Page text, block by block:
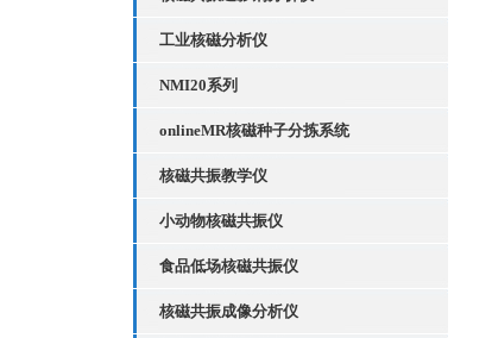
工业核磁分析仪
NMI20系列
onlineMR核磁种子分拣系统
核磁共振教学仪
小动物核磁共振仪
食品低场核磁共振仪
核磁共振成像分析仪